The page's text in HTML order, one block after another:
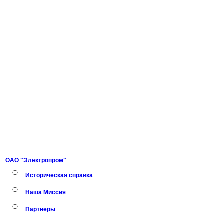
ОАО "Электропром"
Историческая справка
Наша Миссия
Партнеры